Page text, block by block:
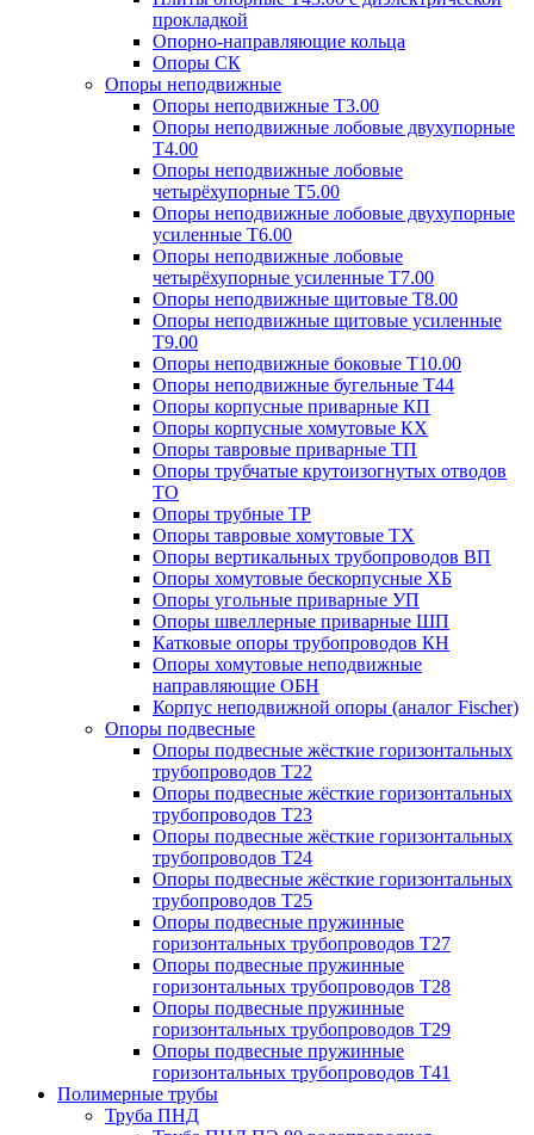
прокладкой
Опорно-направляющие кольца
Опоры СК
Опоры неподвижные
Опоры неподвижные Т3.00
Опоры неподвижные лобовые двухупорные
Т4.00
Опоры неподвижные лобовые
четырёхупорные Т5.00
Опоры неподвижные лобовые двухупорные
усиленные Т6.00
Опоры неподвижные лобовые
четырёхупорные усиленные Т7.00
Опоры неподвижные щитовые Т8.00
Опоры неподвижные щитовые усиленные
Т9.00
Опоры неподвижные боковые Т10.00
Опоры неподвижные бугельные Т44
Опоры корпусные приварные КП
Опоры корпусные хомутовые КХ
Опоры тавровые приварные ТП
Опоры трубчатые крутоизогнутых отводов
ТО
Опоры трубные ТР
Опоры тавровые хомутовые ТХ
Опоры вертикальных трубопроводов ВП
Опоры хомутовые бескорпусные ХБ
Опоры угольные приварные УП
Опоры швеллерные приварные ШП
Катковые опоры трубопроводов КН
Опоры хомутовые неподвижные
направляющие ОБН
Корпус неподвижной опоры (аналог Fischer)
Опоры подвесные
Опоры подвесные жёсткие горизонтальных
трубопроводов Т22
Опоры подвесные жёсткие горизонтальных
трубопроводов Т23
Опоры подвесные жёсткие горизонтальных
трубопроводов Т24
Опоры подвесные жёсткие горизонтальных
трубопроводов Т25
Опоры подвесные пружинные
горизонтальных трубопроводов Т27
Опоры подвесные пружинные
горизонтальных трубопроводов Т28
Опоры подвесные пружинные
горизонтальных трубопроводов Т29
Опоры подвесные пружинные
горизонтальных трубопроводов Т41
Полимерные трубы
Труба ПНД